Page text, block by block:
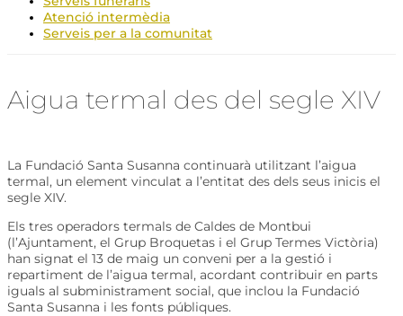
Atenció intermèdia
Serveis per a la comunitat
Aigua termal des del segle XIV
La Fundació Santa Susanna continuarà utilitzant l’aigua
termal, un element vinculat a l’entitat des dels seus inicis el
segle XIV.
Els tres operadors termals de Caldes de Montbui
(l’Ajuntament, el Grup Broquetas i el Grup Termes Victòria)
han signat el 13 de maig un conveni per a la gestió i
repartiment de l’aigua termal, acordant contribuir en parts
iguals al subministrament social, que inclou la Fundació
Santa Susanna i les fonts públiques.